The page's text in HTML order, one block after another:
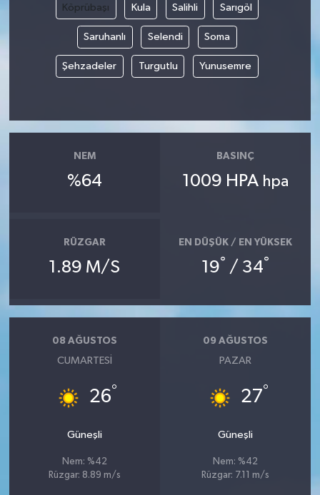
Köprübaşı Kula Salihli Sarıgöl
Saruhanlı Selendi Soma
Şehzadeler Turgutlu Yunusemre
NEM
%64
BASINÇ
1009 HPA hpa
RÜZGAR
1.89 M/S
EN DÜŞÜK / EN YÜKSEK
19° / 34°
08 AĞUSTOS
CUMARTESI
26°
Güneşli
Nem: %42
Rüzgar: 8.89 m/s
09 AĞUSTOS
PAZAR
27°
Güneşli
Nem: %42
Rüzgar: 7.11 m/s
YUNUSEMRE
MANİSA'YI KEŞFET
TÜRKİYE'DE TREND HABERLER